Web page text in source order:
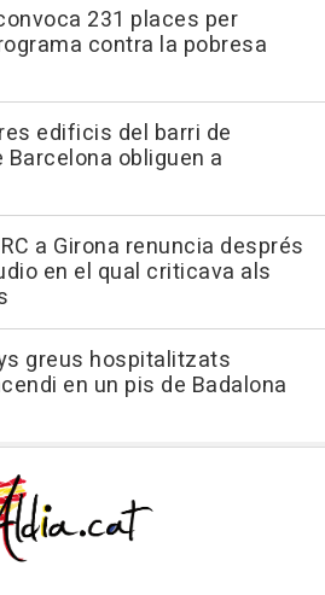
231 places per
contra la pobresa
edificis del barri de
Barcelona obliguen a
a Girona renuncia després
en el qual criticava als
greus hospitalitzats
en un pis de Badalona